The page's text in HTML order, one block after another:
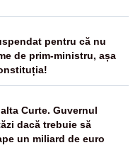
pentru că nu
de prim-ministru, așa
Curte. Guvernul
dacă trebuie să
un miliard de euro